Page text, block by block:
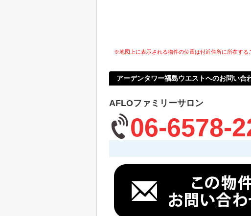
※地図上に表示される物件の位置は付近住所に所在する
アーデンタワー福島ウエストへのお問い合
AFLOファミリーサロン
06-6578-